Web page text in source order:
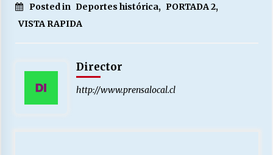
Posted in Deportes histórica, PORTADA 2,
VISTA RAPIDA
Director
http://www.prensalocal.cl